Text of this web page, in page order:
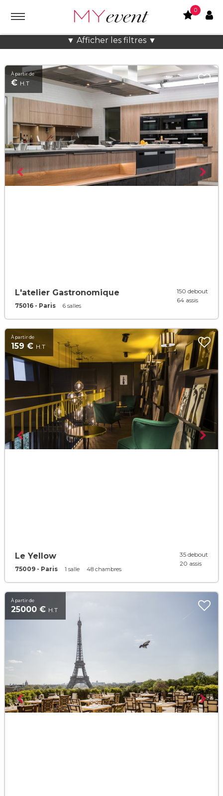
0
▼ Afficher les filtres ▼
Lieux atypiques Charmant à Paris
À partir de
€ H.T
L'atelier Gastronomique
75016 - Paris 6 salles
150 debout
64 assis
À partir de
159 € H.T
Le Yellow
75009 - Paris 1 salle 48 chambres
35 debout
20 assis
À partir de
25000 € H.T